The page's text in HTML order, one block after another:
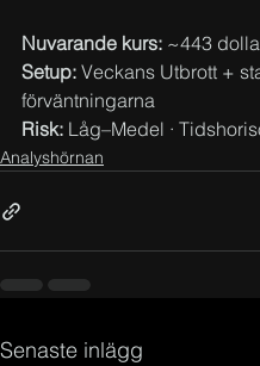
Nuvarande kurs: ~443
Setup: Veckans Utbrott +
förväntningarna
Risk: Låg–Medel ·
Analyshörnan
Senaste inlägg